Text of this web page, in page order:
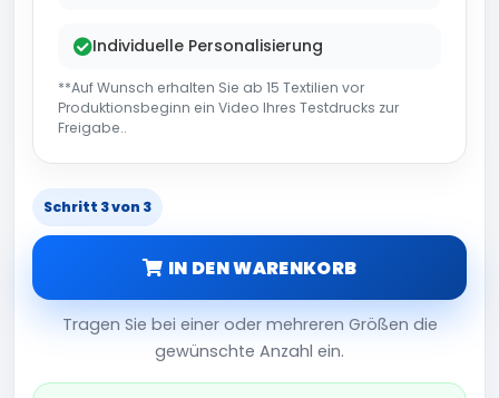
Individuelle Personalisierung
**Auf Wunsch erhalten Sie ab 15 Textilien vor
Produktionsbeginn ein Video Ihres Testdrucks zur
Freigabe..
Schritt 3 von 3
IN DEN WARENKORB
Tragen Sie bei einer oder mehreren Größen die
gewünschte Anzahl ein.